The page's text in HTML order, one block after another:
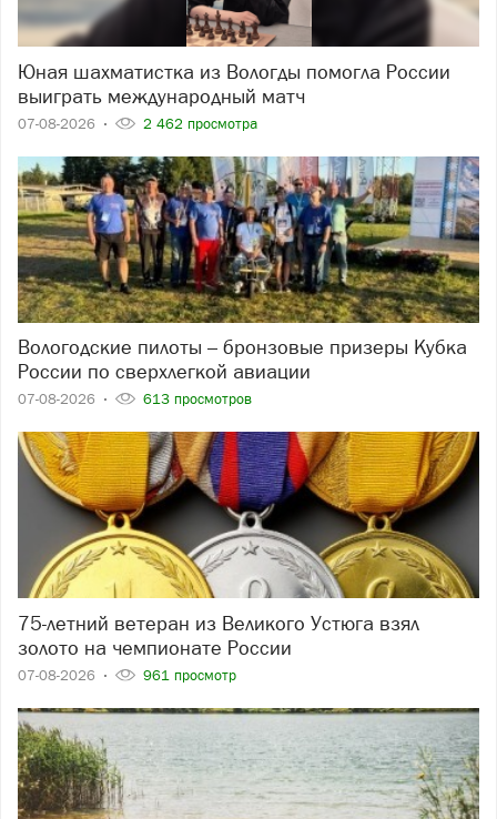
Юная шахматистка из Вологды помогла России
выиграть международный матч
07-08-2026 2 462 просмотра
Вологодские пилоты – бронзовые призеры Кубка
России по сверхлегкой авиации
07-08-2026 613 просмотров
75-летний ветеран из Великого Устюга взял
золото на чемпионате России
07-08-2026 961 просмотр